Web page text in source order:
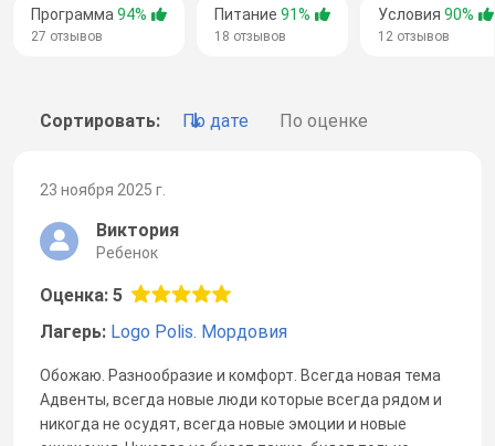
Программа 94%
27 отзывов
Питание 91%
18 отзывов
Условия 90%
12 отзывов
Сортировать: По дате По оценке
23 ноября 2025 г.
Виктория
Ребенок
Оценка: 5
Лагерь: Logo Polis. Мордовия
Обожаю. Разнообразие и комфорт. Всегда новая тема
Адвенты, всегда новые люди которые всегда рядом и
никогда не осудят, всегда новые эмоции и новые